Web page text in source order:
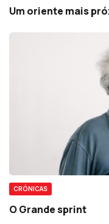
Um oriente mais
CRÓNICAS
O Grande sprint